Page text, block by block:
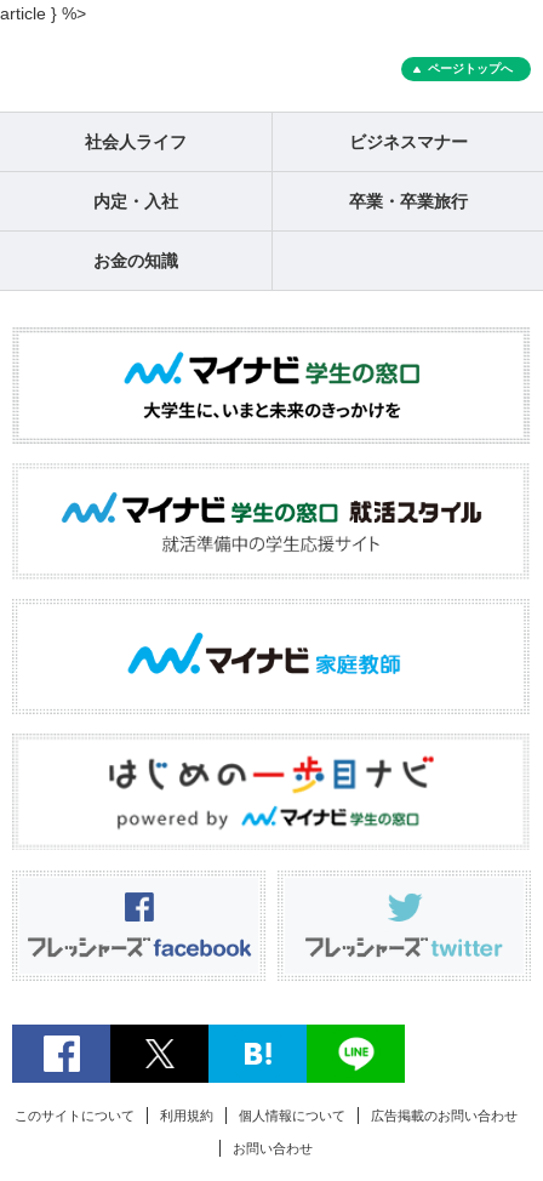
article } %>
ページトップへ
社会人ライフ ビジネスマナー
内定・入社 卒業・卒業旅行
お金の知識
このサイトについて 利用規約 個人情報について 広告掲載のお問い合わせ
お問い合わせ